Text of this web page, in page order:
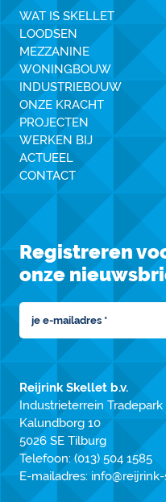
WAT IS SKELLET
LOODSEN
MEZZANINE
WONINGBOUW
INDUSTRIEBOUW
ONZE KRACHT
PROJECTEN
WERKEN BIJ
ACTUEEL
CONTACT
Registreren
onze
Reijrink Skellet b.v.
Industrieterrein Tradepark
Kalundborg 10
5026 SE Tilburg
Telefoon: (013) 504 1585
E-mailadres: